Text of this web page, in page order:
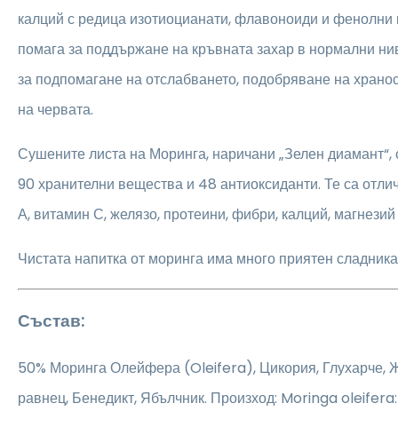
калций с редица изотиоцианати, флавоноиди и
помага за поддържане на кръвната захар в нормални
за подпомагане на отслабването, подобряване на
на червата.
Сушените листа на Моринга, наричани „Зелен
90 хранителни вещества и 48 антиоксиданти. Те са
А, витамин С, желязо, протеини, фибри, калций, магнезий
Чистата напитка от моринга има много приятен
Състав:
50% Моринга Олейфера (Oleifera), Цикория, Глухарче,
равнец, Бенедикт, Ябълчник. Произход: Moringa